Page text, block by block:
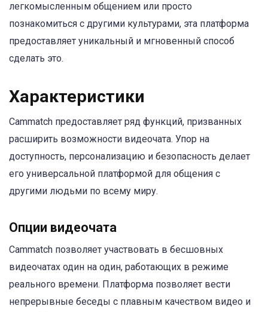
легкомысленным общением или просто
познакомиться с другими культурами, эта платформа
предоставляет уникальный и мгновенный способ
сделать это.
Характеристики
Cammatch предоставляет ряд функций, призванных
расширить возможности видеочата. Упор на
доступность, персонализацию и безопасность делает
его универсальной платформой для общения с
другими людьми по всему миру.
Опции видеочата
Cammatch позволяет участвовать в бесшовных
видеочатах один на один, работающих в режиме
реального времени. Платформа позволяет вести
непрерывные беседы с плавным качеством видео и